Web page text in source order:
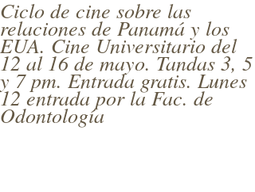
Ciclo de cine sobre las
relaciones de Panamá y los
EUA. Cine Universitario del
12 al 16 de mayo. Tandas 3, 5
y 7 pm. Entrada gratis. Lunes
12 entrada por la Fac. de
Odontología